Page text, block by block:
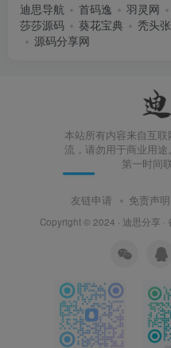
迪思导航 首码逸 羽灵网
莎莎源码
葵花宝典 秃头张
源码分享网
本站所有内容来自互
流，请勿用于商业用
第一时间
友链申请 免责声明
Copyright © 2024 · 迪思分享 ·